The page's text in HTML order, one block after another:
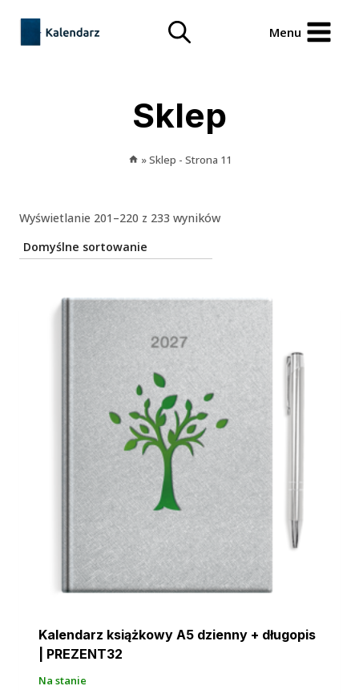
treści
treści
Menu
Sklep
»Sklep - Strona 11
Wyświetlanie 201–220 z 233 wyników
Kalendarz książkowy A5 dzienny + długopis
| PREZENT32
Na stanie